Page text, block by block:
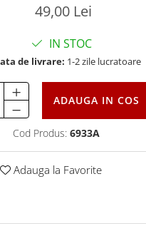
49,00 Lei
IN STOC
de livrare: 1-2 zile lucratoare
ADAUGA IN COS
Cod Produs: 6933A
Adauga la Favorite